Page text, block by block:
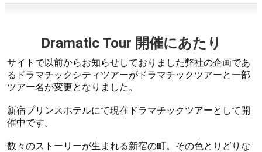
Dramatic Tour 開催にあたり
サイトで以前からお知らせしておりました弊社の企画であ
るドラマチックシティツアーがドラマチックツアーと一部
ツアー名が変更となりました。
新宿プリンスホテルにて現在ドラマチックツアーとして開
催中です。
数々のストーリーが生まれる新宿の町。その色とりどりな